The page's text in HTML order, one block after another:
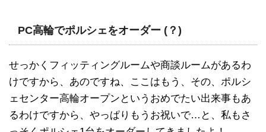
PC高輪でポルシェをオーダー (？)
せっかくフィッティングルームや商談ルームがあるわ
けですから、あのですね、ここはもう、その、ポルシ
ェセンター高輪オープンというおめでたい出来事もあ
るわけですから、やっぱりもうお祝いで…と、私もさ